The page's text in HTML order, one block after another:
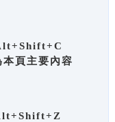
頁主要內容